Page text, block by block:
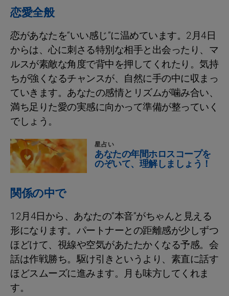
恋愛全般
恋があなたを“いい感じ”に温めています。2月4日
からは、心に刺さる特別な相手と出会ったり、マ
ルスが素敵な角度で背中を押してくれたり。気持
ちが強くなるチャンスが、自然に手の中に収まっ
ていきます。あなたの感情とリズムが噛み合い、
満ち足りた愛の実感に向かって準備が整っていく
でしょう。
星占い
あなたの年間ホロスコープを
のぞいて、理解しましょう！
関係の中で
12月4日から、あなたの“本音”がちゃんと見える
形になります。パートナーとの距離感が少しずつ
ほどけて、視線や空気があたたかくなる予感。会
話は作戦勝ち。駆け引きというより、素直に話す
ほどスムーズに進みます。月も味方してくれま
す。